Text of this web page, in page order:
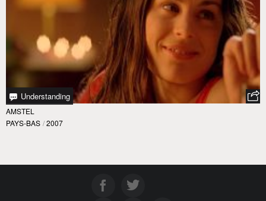
Understanding
AMSTEL
PAYS-BAS / 2007